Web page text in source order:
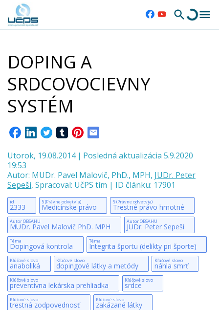
DOPING A
SRDCOVOCIEVNY
SYSTÉM
Utorok, 19.08.2014 | Posledná aktualizácia 5.9.2020
19:53
Autor: MUDr. Pavel Malovič, PhD., MPH, JUDr. Peter
Sepeši, Spracoval: UčPS tím | ID článku: 17901
id
2333
§ (Právne odvetvia)
Medicínske právo
§ (Právne odvetvia)
Trestné právo hmotné
Autor OBSAHU
MUDr. Pavel Malovič PhD. MPH
Autor OBSAHU
JUDr. Peter Sepeši
Téma
Dopingová kontrola
Téma
Integrita športu (delikty pri športe)
Kľúčové slovo
anaboliká
Kľúčové slovo
dopingové látky a metódy
Kľúčové slovo
náhla smrť
Kľúčové slovo
preventívna lekárska prehliadka
Kľúčové slovo
srdce
Kľúčové slovo
trestná zodpovednosť
Kľúčové slovo
zakázané látky